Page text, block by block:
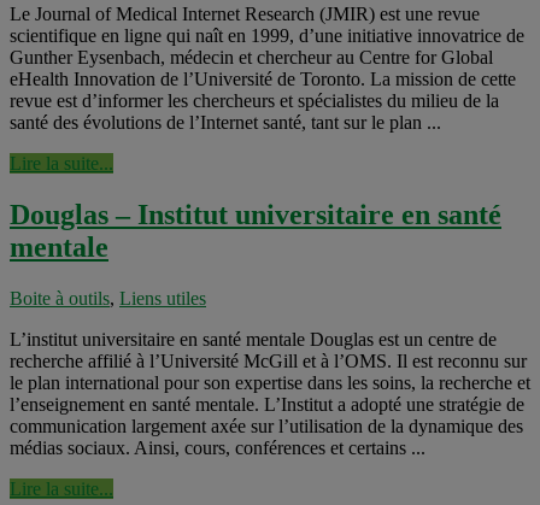
Le Journal of Medical Internet Research (JMIR) est une revue
scientifique en ligne qui naît en 1999, d’une initiative innovatrice de
Gunther Eysenbach, médecin et chercheur au Centre for Global
eHealth Innovation de l’Université de Toronto. La mission de cette
revue est d’informer les chercheurs et spécialistes du milieu de la
santé des évolutions de l’Internet santé, tant sur le plan ...
Lire la suite...
Douglas – Institut universitaire en santé
mentale
Boite à outils, Liens utiles
L’institut universitaire en santé mentale Douglas est un centre de
recherche affilié à l’Université McGill et à l’OMS. Il est reconnu sur
le plan international pour son expertise dans les soins, la recherche et
l’enseignement en santé mentale. L’Institut a adopté une stratégie de
communication largement axée sur l’utilisation de la dynamique des
médias sociaux. Ainsi, cours, conférences et certains ...
Lire la suite...